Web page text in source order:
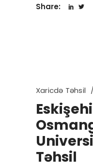
Share:
Xaricdə Təhsil
Təhsil